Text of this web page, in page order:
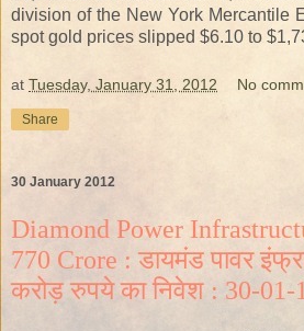
division of the New York Mercantile
spot gold prices slipped $6.10 to
at Tuesday, January 31, 2012 No
Share
30 January 2012
Diamond Power
770 Crore : डायमंड पावर
करोड़ रुपये का निवेश : 30-01-